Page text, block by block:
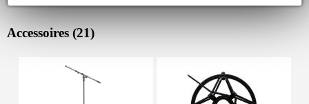
Accessoires (21)